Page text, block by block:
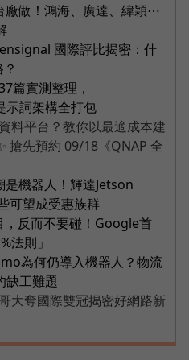
廠做！鴻海、廣達、緯穎⋯
國際評比揭密：什
篇實測整理，
詞架構全打包
料平台？教你以最適成本建
搶先預約 09/18《QNAP 全
機器人！輝達Jetson
可望成受惠族群
，反而不要碰！Google首
法則」
為何仍導入機器人？物流
缺工難題
大奪國際雙冠揭密好網路新